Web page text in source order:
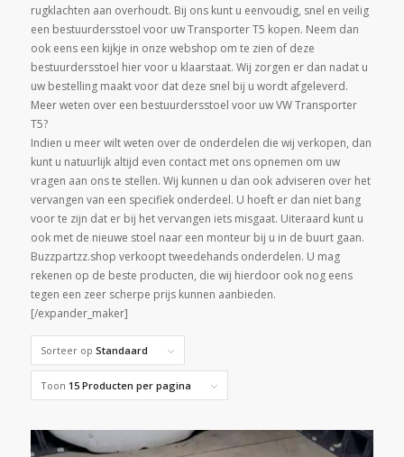
rugklachten aan overhoudt. Bij ons kunt u eenvoudig, snel en veilig
een bestuurdersstoel voor uw Transporter T5 kopen. Neem dan
ook eens een kijkje in onze webshop om te zien of deze
bestuurdersstoel hier voor u klaarstaat. Wij zorgen er dan nadat u
uw bestelling maakt voor dat deze snel bij u wordt afgeleverd.
Meer weten over een bestuurdersstoel voor uw VW Transporter
T5?
Indien u meer wilt weten over de onderdelen die wij verkopen, dan
kunt u natuurlijk altijd even contact met ons opnemen om uw
vragen aan ons te stellen. Wij kunnen u dan ook adviseren over het
vervangen van een specifiek onderdeel. U hoeft er dan niet bang
voor te zijn dat er bij het vervangen iets misgaat. Uiteraard kunt u
ook met de nieuwe stoel naar een monteur bij u in de buurt gaan.
Buzzpartzz.shop verkoopt tweedehands onderdelen. U mag
rekenen op de beste producten, die wij hierdoor ook nog eens
tegen een zeer scherpe prijs kunnen aanbieden.
[/expander_maker]
Sorteer op Standaard
Toon 15 Producten per pagina